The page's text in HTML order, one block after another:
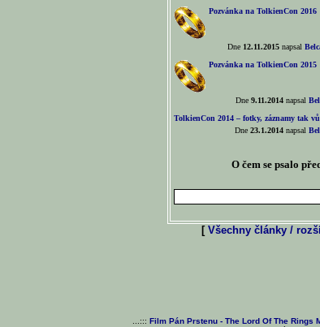
Pozvánka na TolkienCon 2016
Dne 12.11.2015napsal
Pozvánka na TolkienCon 2015
Dne 9.11.2014napsal
TolkienCon 2014 – fotky, záznamy tak
Dne 23.1.2014napsal
O čem se psalo
[ Všechny články /
...::: Film Pán Prstenu - The Lord Of The Rings